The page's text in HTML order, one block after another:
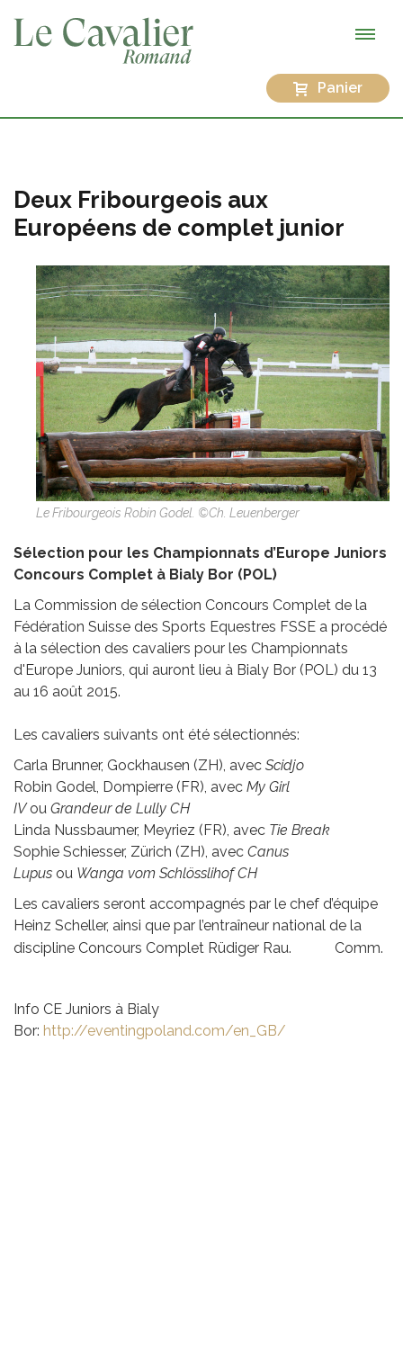
Panier
Deux Fribourgeois aux
Européens de complet junior
Le Fribourgeois Robin Godel. ©Ch. Leuenberger
Sélection pour les Championnats d’Europe Juniors
Concours Complet à Bialy Bor (POL)
La Commission de sélection Concours Complet de la
Fédération Suisse des Sports Equestres FSSE a procédé
à la sélection des cavaliers pour les Championnats
d'Europe Juniors, qui auront lieu à Bialy Bor (POL) du 13
au 16 août 2015.
Les cavaliers suivants ont été sélectionnés:
Carla Brunner, Gockhausen (ZH), avec Scidjo
Robin Godel, Dompierre (FR), avec My Girl
IVou Grandeur de Lully CH
Linda Nussbaumer, Meyriez (FR), avec Tie Break
Sophie Schiesser, Zürich (ZH), avec Canus
Lupus ou Wanga vom Schlösslihof CH
Les cavaliers seront accompagnés par le chef d’équipe
Heinz Scheller, ainsi que par l’entraîneur national de la
discipline Concours Complet Rüdiger Rau. Comm.
Info CE Juniors à Bialy
Bor: http://eventingpoland.com/en_GB/